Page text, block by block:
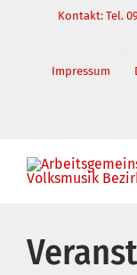
springen
Kontakt: Tel.
Impressum